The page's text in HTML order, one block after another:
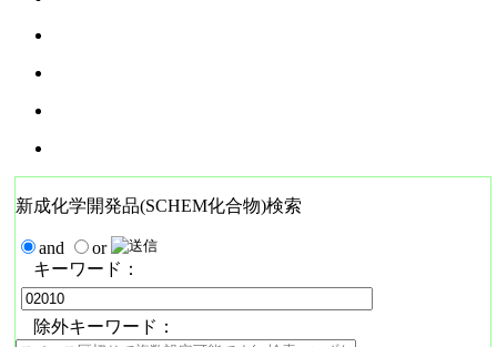
新成化学開発品(SCHEM化合物)検索
and
or
キーワード：
除外キーワード：